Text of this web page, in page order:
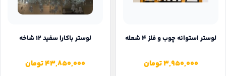
لوستر استوانه چوب و فلز 4 شعله
3,950,000تومان
لوستر باکارا سفید ۱۲ شاخه
43,850,000تومان